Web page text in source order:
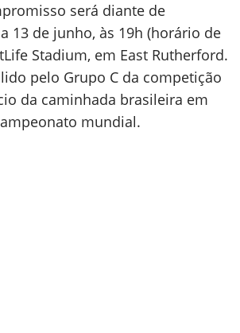
será diante de
13 de junho, às 19h (horário de
Stadium, em East Rutherford.
pelo Grupo C da competição
da caminhada brasileira em
mundial.